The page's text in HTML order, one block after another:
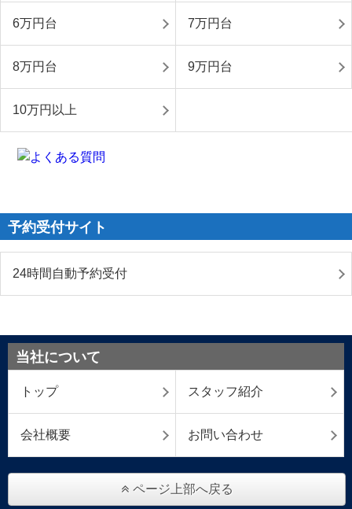
6万円台 7万円台
8万円台 9万円台
10万円以上
予約受付サイト
24時間自動予約受付
当社について
トップ スタッフ紹介
会社概要 お問い合わせ
ページ上部へ戻る